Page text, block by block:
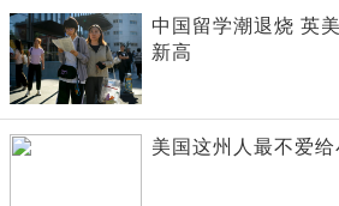
中国留学潮退烧 英
新高
美国这州人最不爱给